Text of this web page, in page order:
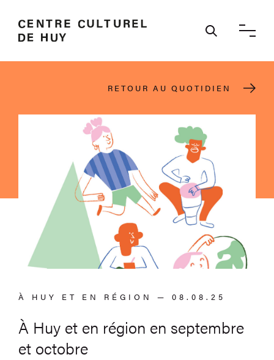
Ouvrir /
RETOUR AU QUOTIDIEN
À HUY ET EN RÉGION — 08.08.25
À Huy et en région en septembre
et octobre